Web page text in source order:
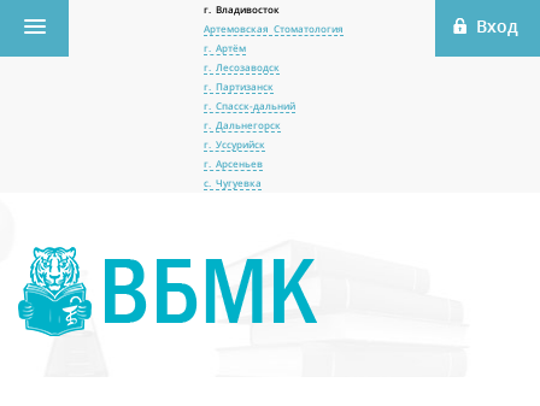
г. Владивосток
Артемовская Стоматология
г. Артём
г. Лесозаводск
г. Партизанск
г. Спасск-дальний
г. Дальнегорск
г. Уссурийск
г. Арсеньев
с. Чугуевка